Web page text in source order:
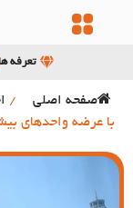
تعرفه
صفحه اصلی /
با عرضه واحدهای